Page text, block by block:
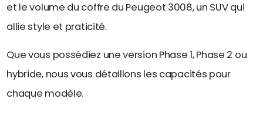
et le volume du coffre du Peugeot 3008, un SUV qui
allie style et praticité.
Que vous possédiez une version Phase 1, Phase 2 ou
hybride, nous vous détaillons les capacités pour
chaque modèle.